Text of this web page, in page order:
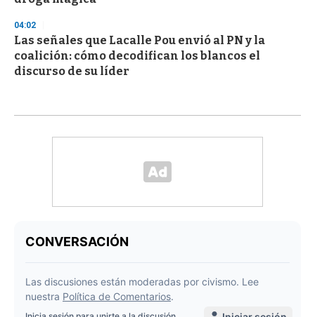
04:02
Las señales que Lacalle Pou envió al PN y la
coalición: cómo decodifican los blancos el
discurso de su líder